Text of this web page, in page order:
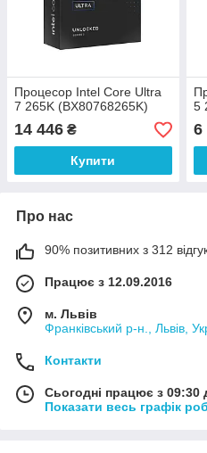
Процесор Intel Core Ultra
7 265K (BX80768265K)
14 446 ₴
Купити
5
6
Про нас
90% позитивних з 312
Працює з 12.09.2016
м. Львів
Франківський р-н., Львів,
Контакти
Сьогодні працює з 09:30
Показати весь графік